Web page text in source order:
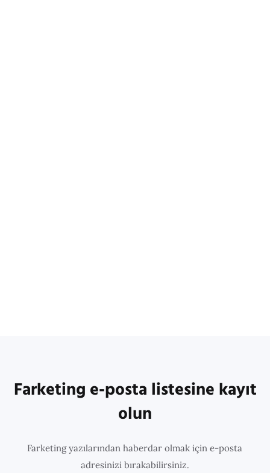
Farketing e-posta listesine kayıt
olun
Farketing yazılarından haberdar olmak için e-posta
adresinizi bırakabilirsiniz.